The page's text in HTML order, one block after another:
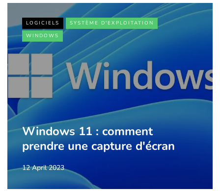
LOGICIELS
SYSTÈME D'EXPLOITATION
WINDOWS
Windows 11 : comment
prendre une capture d'écran
12 April 2023